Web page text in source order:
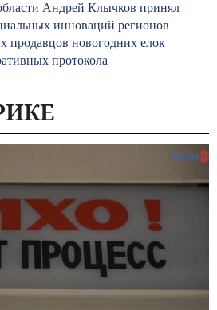
Андрей Клычков принял
инноваций регионов
продавцов новогодних елок
протокола